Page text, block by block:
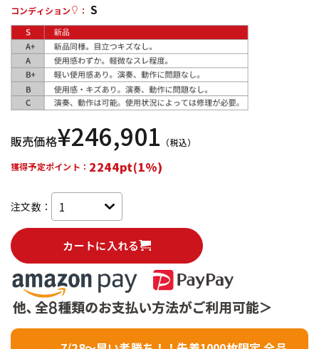
コンディション
： S
販売価格¥246,901 （税込）
獲得予定ポイント： 2244pt(1%)
注文数：
カートに入れる